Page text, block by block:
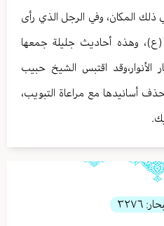
ذلك المكان، وفي الرجل الذي رأى
(ع)، وهذه أحاديث جليلة جمعها
الأنوار،وقد اقتبس الشيخ حبيب
أسانيدها مع مراعاة التبويب،
٣٢٧٦